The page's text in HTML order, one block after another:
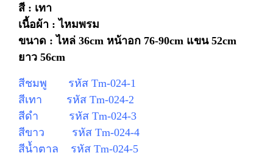
สี : เทา
เนื้อผ้า : ไหมพรม
ขนาด : ไหล่ 36cm หน้าอก 76-90cm แขน 52cm
ยาว 56cm
สีชมพู รหัส Tm-024-1
สีเทา รหัส Tm-024-2
สีดำ รหัส Tm-024-3
สีขาว รหัส Tm-024-4
สีน้ำตาล รหัส Tm-024-5